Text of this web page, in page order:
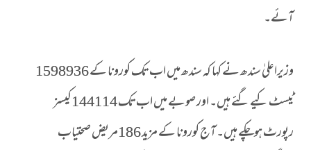
آئے۔
وزیراعلیٰ سندھ نے کہا کہ سندھ میں اب تک کورونا کے 1598936
ٹیسٹ کیے گئے ہیں۔ اور صوبے میں اب تک 144114کیسز
رپورٹ ہوچکے ہیں۔ آج کورونا کے مزید 186مریض صحتیاب